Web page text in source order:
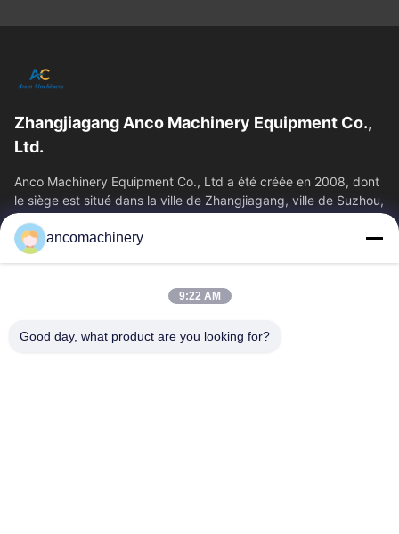
Zhangjiagang Anco Machinery Equipment Co.,
Ltd.
Anco Machinery Equipment Co., Ltd a été créée en 2008, dont
le siège est situé dans la ville de Zhangjiagang, ville de Suzhou,
province du Jiangsu.
Liens Rapides
A Propos De Nous
Visite D'usine
Contrôle De La Qualité
ancomachinery
9:22 AM
Good day, what product are you looking for?